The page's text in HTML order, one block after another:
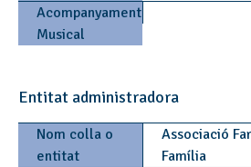
Acompanyament
Musical
Entitat administradora
Nom colla o
entitat
Associació
Família